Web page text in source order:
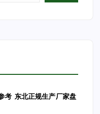
考 东北正规生产厂家盘